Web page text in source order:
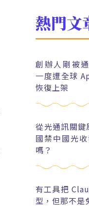
熱門文
創辦人剛被
一度遭全球
恢復上架
從光通訊關
國禁中國光
嗎？
有工具把
型，但那不